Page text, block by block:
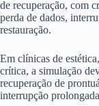
de recuperação, com
perda de dados,
restauração.
Em clínicas de
crítica, a simulação
recuperação de
interrupção